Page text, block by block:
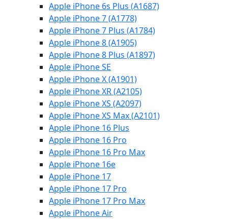
Apple iPhone 6s Plus (A1687)
Apple iPhone 7 (A1778)
Apple iPhone 7 Plus (A1784)
Apple iPhone 8 (A1905)
Apple iPhone 8 Plus (A1897)
Apple iPhone SE
Apple iPhone X (A1901)
Apple iPhone XR (A2105)
Apple iPhone XS (A2097)
Apple iPhone XS Max (A2101)
Apple iPhone 16 Plus
Apple iPhone 16 Pro
Apple iPhone 16 Pro Max
Apple iPhone 16e
Apple iPhone 17
Apple iPhone 17 Pro
Apple iPhone 17 Pro Max
Apple iPhone Air